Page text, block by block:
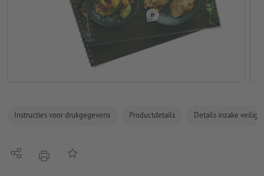
Instructies voor drukgegevens Productdetails Details inzake
Delen afdrukkenOp de lijst